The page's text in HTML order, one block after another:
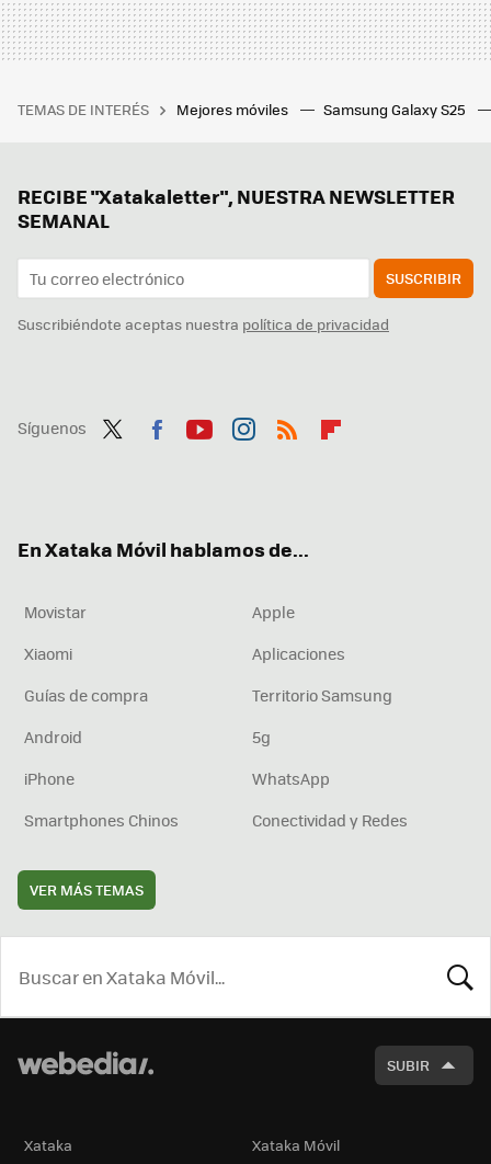
TEMAS DE INTERÉS Mejores móviles Samsung Galaxy S25
RECIBE "Xatakaletter", NUESTRA NEWSLETTER
SEMANAL
SUSCRIBIR
Suscribiéndote aceptas nuestra política de privacidad
Síguenos
En Xataka Móvil hablamos de...
Movistar
Apple
Xiaomi
Aplicaciones
Guías de compra
Territorio Samsung
Android
5g
iPhone
WhatsApp
Smartphones Chinos
Conectividad y Redes
VER MÁS TEMAS
SUBIR
Xataka Xataka Móvil